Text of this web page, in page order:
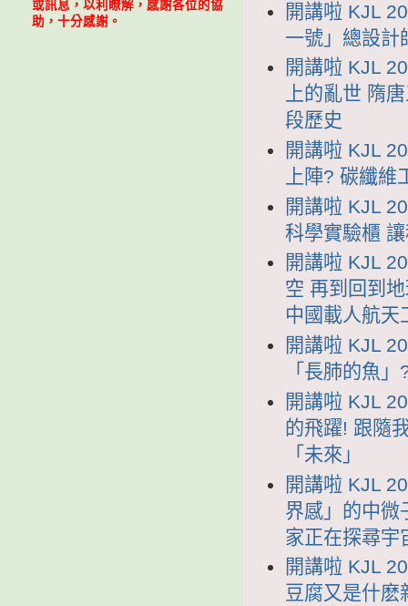
開講啦 KJL
一號」總設計
開講啦 KJL
上的亂世 隋
段歷史
開講啦 KJL
上陣? 碳纖
開講啦 KJL
科學實驗櫃
開講啦 KJL
空 再到回到
中國載人航天
開講啦 KJL
「長肺的魚
開講啦 KJL
的飛躍! 跟隨
「未來」
開講啦 KJL
界感」的中微
家正在探尋宇
開講啦 KJL
豆腐又是什
或訊息，以利瞭解，感謝各位的協
助，十分感謝。